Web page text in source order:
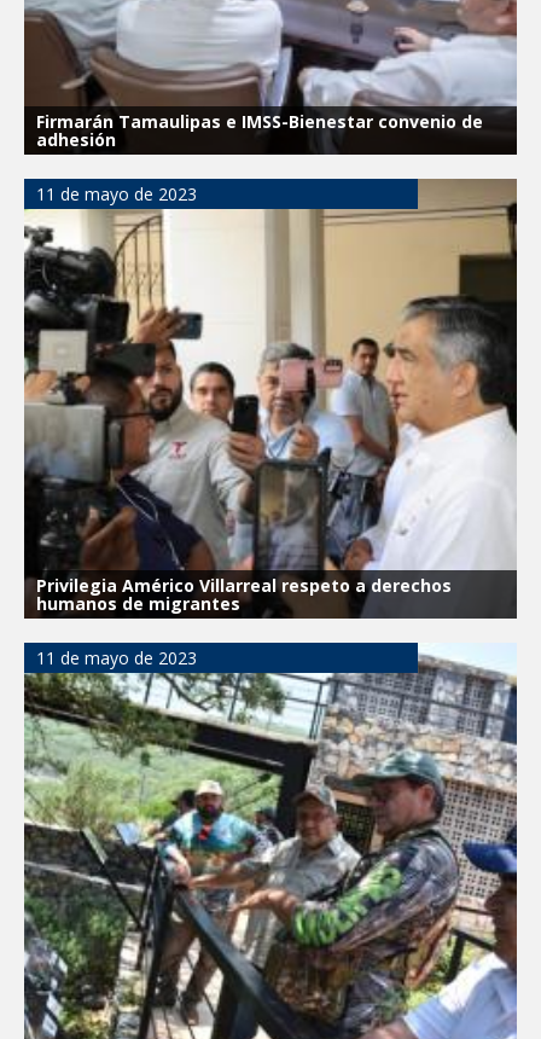
Firmarán Tamaulipas e IMSS-Bienestar convenio de
adhesión
11 de mayo de 2023
Privilegia Américo Villarreal respeto a derechos
humanos de migrantes
11 de mayo de 2023